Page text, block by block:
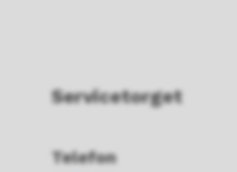
Servicetorget
Telefon